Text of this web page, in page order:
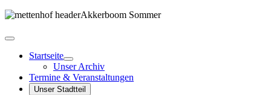
Startseite
Unser Archiv
Termine & Veranstaltungen
Unser Stadtteil